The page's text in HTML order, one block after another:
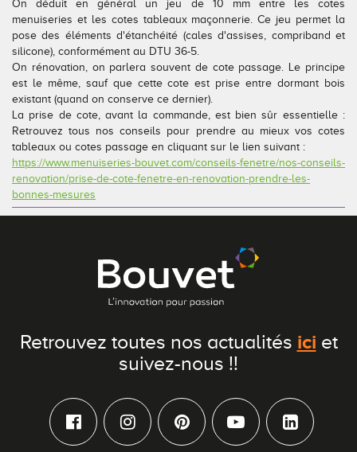
On déduit en général un jeu de 10 mm entre les cotes
menuiseries et les cotes tableaux maçonnerie. Ce jeu permet la
pose des éléments d'étanchéité (cales d'assises, compriband et
silicone), conformément au DTU 36-5.
On rénovation, on parlera souvent de cote passage. Le principe
est le même, sauf que cette cote est prise entre dormant bois
existant (quand on conserve ce dernier).
La prise de cote, avant la commande, est bien sûr essentielle :
Retrouvez tous nos conseils pour prendre au mieux vos cotes
tableaux ou cotes passage en cliquant sur le lien suivant :
https://www.menuiseries-bouvet.com/conseils-fenetre/nos-conseils-
renovation/prise-de-cote-fenetre-en-renovation-prendre-les-
bonnes-mesures
Retrouvez toutes nos actualités ici et
suivez-nous !!